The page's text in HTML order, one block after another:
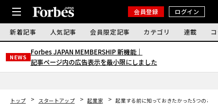
会員登録 ログイン
新着記事 人気記事 会員限定記事 カテゴリ 連載
NEWS
Forbes JAPAN MEMBERSHIP 新機能｜
記事ページ内の広告表示を最小限にしました
トップ スタートアップ 起業家
起業する前に知っておきたかった5つのこと